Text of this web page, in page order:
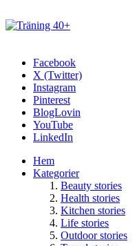
Facebook
X (Twitter)
Instagram
Pinterest
BlogLovin
YouTube
LinkedIn
Hem
Kategorier
Beauty stories
Health stories
Kitchen stories
Life stories
Outdoor stories